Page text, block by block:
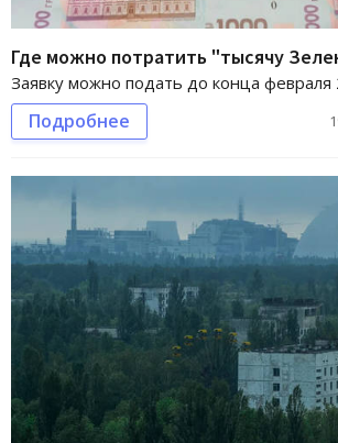
Где можно потратить "тысячу
Заявку можно подать до конца февраля
Подробнее